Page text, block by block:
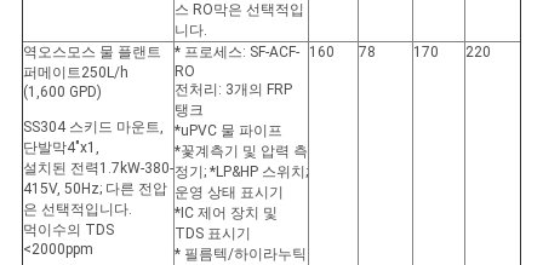
스 RO막은 선택적입
니다.
역오스모스 물 플랜트
퍼메이트250L/h
(1,600 GPD)
SS304 스키드 마운트,
단발막4"x1 ,
설치된 전력 1.7kW-380-
415V, 50Hz; 다른 전압
은 선택적입니다.
먹이수의 TDS
<2000ppm
* 프로세스: SF-ACF-
RO
전처리: 3개의 FRP
탱크
*uPVC 물 파이프
*꽃계측기 및 압력 측
정기; *LP&HP 스위치;
운영 상태 표시기
*IC 제어 장치 및
TDS 표시기
* 필름텍/하이라누틱
160 78 170 220